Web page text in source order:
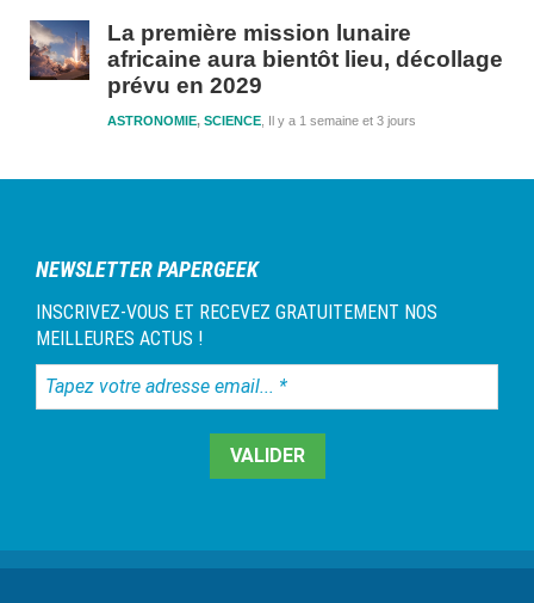
La première mission lunaire
africaine aura bientôt lieu, décollage
prévu en 2029
Il y a 1 semaine et 3 jours
ASTRONOMIE, SCIENCE
NEWSLETTER PAPERGEEK
INSCRIVEZ-VOUS ET RECEVEZ GRATUITEMENT NOS
MEILLEURES ACTUS !
Tapez
votre